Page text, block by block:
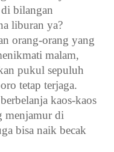
bilangan
liburan ya?
orang-orang yang
malam,
pukul sepuluh
tetap terjaga.
kaos-kaos
menjamur di
bisa naik becak